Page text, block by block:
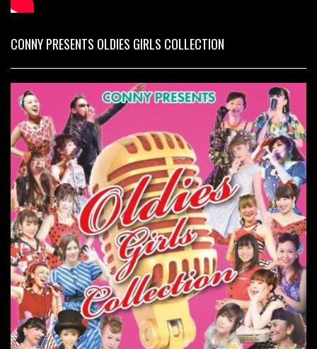
CONNY PRESENTS OLDIES GIRLS COLLECTION